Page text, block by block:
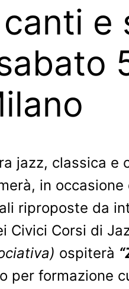
e
jazz, classica e
in
riproposte da
Corsi di
ospiterà
per formazione